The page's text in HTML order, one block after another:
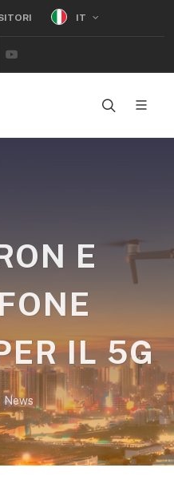
IT
Linkedin
E
IL 5G
News